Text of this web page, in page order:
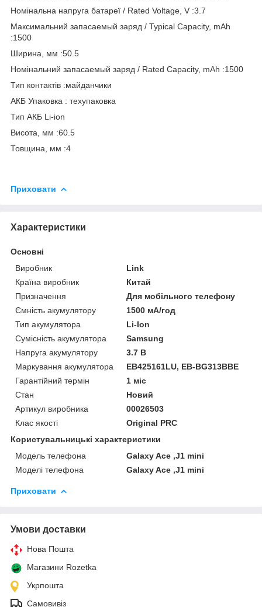
Номінальна напруга батареї / Rated Voltage, V :3.7
Максимальний запасаемый заряд / Typical Capacity, mAh
:1500
Ширина, мм :50.5
Номінальний запасаемый заряд / Rated Capacity, mAh :1500
Тип контактів :майданчики
АКБ Упаковка : техупаковка
Тип АКБ Li-ion
Висота, мм :60.5
Товщина, мм :4
Приховати
Характеристики
Основні
Виробник
Link
Країна виробник
Китай
Призначення
Для мобільного телефону
Ємність акумулятору
1500 мА/год
Тип акумулятора
Li-Ion
Сумісність акумулятора
Samsung
Напруга акумулятору
3.7 В
Маркування акумулятора
EB425161LU, EB-BG313BBE
Гарантійний термін
1 міс
Стан
Новий
Артикул виробника
00026503
Клас якості
Original PRC
Користувальницькі характеристики
Модель телефона
Galaxy Ace ,J1 mini
Моделі телефона
Galaxy Ace ,J1 mini
Приховати
Умови доставки
Нова Пошта
Магазини Rozetka
Укрпошта
Самовивіз